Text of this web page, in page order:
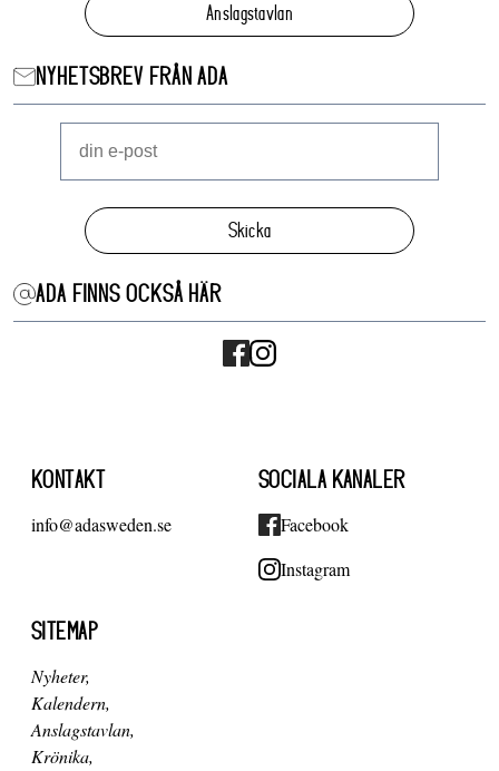
Anslagstavlan
NYHETSBREV FRÅN ADA
Skicka
ADA FINNS OCKSÅ HÄR
KONTAKT
info@adasweden.se
SOCIALA KANALER
Facebook
Instagram
SITEMAP
Nyheter
Kalendern
Anslagstavlan
Krönika